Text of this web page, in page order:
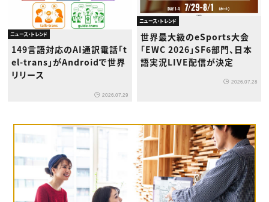
ニュース・トレンド
149言語対応のAI通訳電話「t
el-trans」がAndroidで世界
リリース
2026.07.29
ニュース・トレンド
世界最大級のeSports大会
「EWC 2026」SF6部門、日本
語実況LIVE配信が決定
2026.07.28